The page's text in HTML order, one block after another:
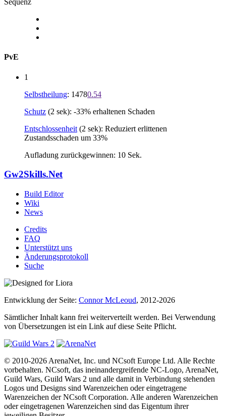
Sequenz
PvE
1
Selbstheilung: 14780.54
Schutz (2 sek): -33% erhaltenen Schaden
Entschlossenheit (2 sek): Reduziert erlittenen
Zustandsschaden um 33%
Aufladung zurückgewinnen: 10 Sek.
Gw2Skills.Net
Build Editor
Wiki
News
Credits
FAQ
Unterstützt uns
Änderungsprotokoll
Suche
Entwicklung der Seite: Connor McLeoud, 2012-2026
Sämtlicher Inhalt kann frei weiterverteilt werden. Bei Verwendung
von Übersetzungen ist ein Link auf diese Seite Pflicht.
© 2010-2026 ArenaNet, Inc. und NCsoft Europe Ltd. Alle Rechte
vorbehalten. NCsoft, das ineinandergreifende NC-Logo, ArenaNet,
Guild Wars, Guild Wars 2 und alle damit in Verbindung stehenden
Logos und Designs sind Warenzeichen oder eingetragene
Warenzeichen der NCsoft Corporation. Alle anderen Warenzeichen
oder eingetragenen Warenzeichen sind das Eigentum ihrer